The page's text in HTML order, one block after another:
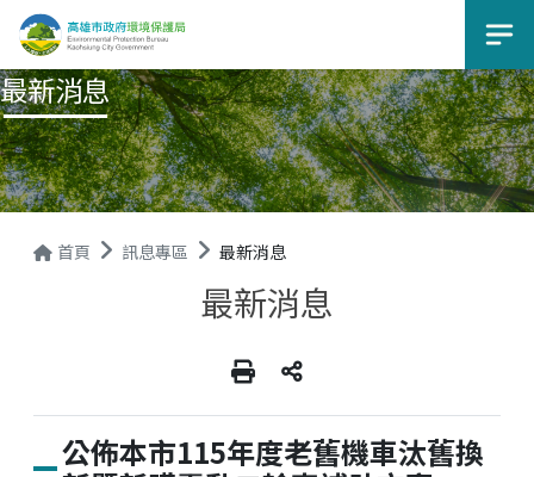
選
最新消息
首頁 訊息專區 最新消息
最新消息
公佈本市115年度老舊機車汰舊換